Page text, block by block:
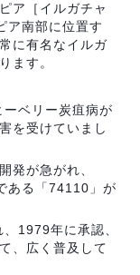
ア［イルガチャ
ア南部に位置す
に有名なイルガ
ます。
ベリー炭疽病が
を受けていまし
発が急がれ、
ある「74110」が
1979年に承認、
、広く普及して